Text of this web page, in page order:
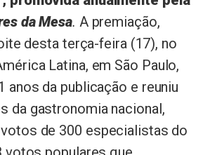
da Mesa. A premiação,
desta terça-feira (17), no
Latina, em São Paulo,
anos da publicação e reuniu
da gastronomia nacional,
de 300 especialistas do